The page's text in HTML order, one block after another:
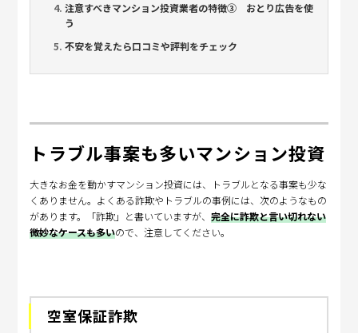
注意すべきマンション投資業者の特徴③ おとり広告を使
う
不安を覚えたら口コミや評判をチェック
トラブル事案も多いマンション投資
大きなお金を動かすマンション投資には、トラブルとなる事案も少な
くありません。よくある詐欺やトラブルの事例には、次のようなもの
があります。「詐欺」と書いていますが、完全に詐欺と言い切れない
微妙なケースも多いので、注意してください。
空室保証詐欺